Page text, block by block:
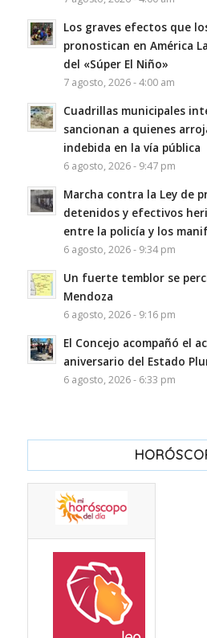
Los graves efectos que
pronostican en América
del «Súper El Niño»
7 agosto, 2026 - 4:00 am
Cuadrillas municipales
sancionan a quienes
indebida en la vía pública
6 agosto, 2026 - 9:47 pm
Marcha contra la Ley de
detenidos y efectivos
entre la policía y los
6 agosto, 2026 - 9:34 pm
Un fuerte temblor se
Mendoza
6 agosto, 2026 - 9:16 pm
El Concejo acompañó el
aniversario del Estado
6 agosto, 2026 - 6:33 pm